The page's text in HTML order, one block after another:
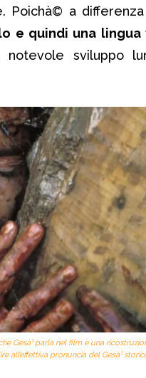
Poichà© a
e quindi una lingua
notevole sviluppo
Gesà¹ parla nel film è una
all’effettiva pronuncia del Gesà¹